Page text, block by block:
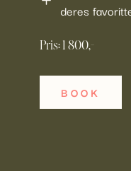
deres
Pris: 1 800,-
BOOK